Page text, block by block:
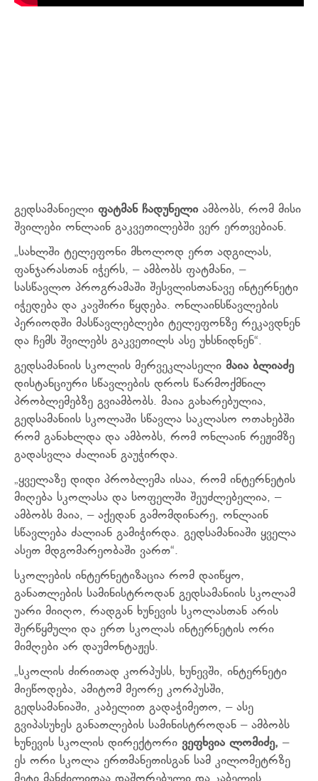
გედსამანიელი ფატმან ჩადუნელი ამბობს, რომ მისი
შვილები ონლაინ გაკვეთილებში ვერ ერთვებიან.
„სახლში ტელეფონი მხოლოდ ერთ ადგილას,
ფანჯარასთან იჭერს, – ამბობს ფატმანი, –
სასწავლო პროგრამაში შესვლისთანავე ინტერნეტი
იჭედება და კავშირი წყდება. ონლაინსწავლების
პერიოდში მასწავლებლები ტელეფონზე რეკავდნენ
და ჩემს შვილებს გაკვეთილს ასე უხსნიდნენ“.
გედსამანიის სკოლის მერვეკლასელი მაია ბლიაძე
დისტანციური სწავლების დროს წარმოქმნილ
პრობლემებზე გვიამბობს. მაია გახარებულია,
გედსამანიის სკოლაში სწავლა საკლასო ოთახებში
რომ განახლდა და ამბობს, რომ ონლაინ რეჟიმზე
გადასვლა ძალიან გაუჭირდა.
„ყველაზე დიდი პრობლემა ისაა, რომ ინტერნეტის
მიღება სკოლასა და სოფელში შეუძლებელია, –
ამბობს მაია, – აქედან გამომდინარე, ონლაინ
სწავლება ძალიან გამიჭირდა. გედსამანიაში ყველა
ასეთ მდგომარეობაში ვართ“.
სკოლების ინტერნეტიზაცია რომ დაიწყო,
განათლების სამინისტროდან გედსამანიის სკოლამ
უარი მიიღო, რადგან ხუნევის სკოლასთან არის
შერწყმული და ერთ სკოლას ინტერნეტის ორი
მიმღები არ დაუმონტაჟეს.
„სკოლის ძირითად კორპუსს, ხუნევში, ინტერნეტი
მიეწოდება, ამიტომ მეორე კორპუსში,
გედსამანიაში, კაბელით გადაჭიმეთო, – ასე
გვიპასუხეს განათლების სამინისტროდან – ამბობს
ხუნევის სკოლის დირექტორი ვეფხვია ლომიძე, –
ეს ორი სკოლა ერთმანეთისგან სამ კილომეტრზე